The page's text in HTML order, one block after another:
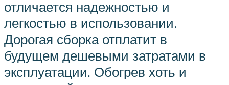
отличается надежностью и
легкостью в использовании.
Дорогая сборка отплатит в
будущем дешевыми затратами в
эксплуатации. Обогрев хоть и